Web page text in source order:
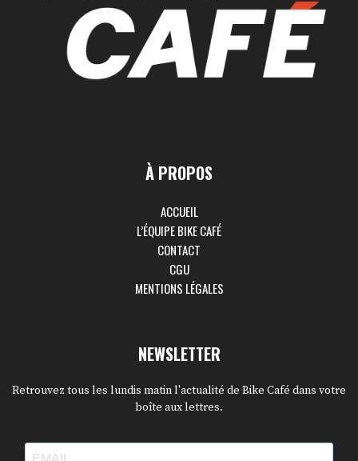
À PROPOS
ACCUEIL
L’ÉQUIPE BIKE CAFÉ
CONTACT
CGU
MENTIONS LÉGALES
NEWSLETTER
Retrouvez tous les lundis matin l'actualité de Bike Café dans votre
boîte aux lettres.